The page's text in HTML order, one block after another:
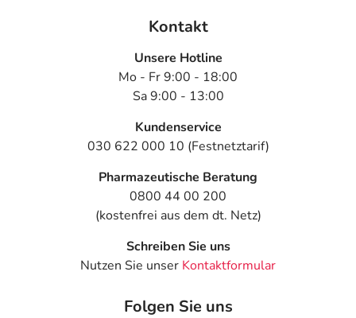
Kontakt
Unsere Hotline
Mo - Fr 9:00 - 18:00
Sa 9:00 - 13:00
Kundenservice
030 622 000 10 (Festnetztarif)
Pharmazeutische Beratung
0800 44 00 200
(kostenfrei aus dem dt. Netz)
Schreiben Sie uns
Nutzen Sie unser Kontaktformular
Folgen Sie uns